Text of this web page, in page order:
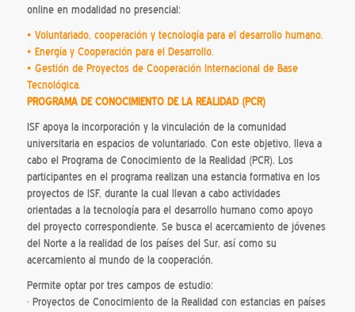
online en modalidad no presencial:
• Voluntariado, cooperación y tecnología para el desarrollo humano.
• Energía y Cooperación para el Desarrollo.
• Gestión de Proyectos de Cooperación Internacional de Base
Tecnológica.
PROGRAMA DE CONOCIMIENTO DE LA REALIDAD (PCR)
ISF apoya la incorporación y la vinculación de la comunidad
universitaria en espacios de voluntariado. Con este objetivo, lleva a
cabo el Programa de Conocimiento de la Realidad (PCR). Los
participantes en el programa realizan una estancia formativa en los
proyectos de ISF, durante la cual llevan a cabo actividades
orientadas a la tecnología para el desarrollo humano como apoyo
del proyecto correspondiente. Se busca el acercamiento de jóvenes
del Norte a la realidad de los países del Sur, así como su
acercamiento al mundo de la cooperación.
Permite optar por tres campos de estudio:
· Proyectos de Conocimiento de la Realidad con estancias en países